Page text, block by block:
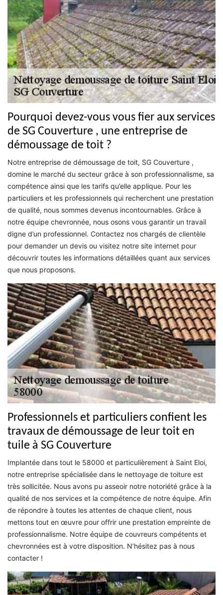
Pourquoi devez-vous vous fier aux services
de SG Couverture , une entreprise de
démoussage de toit ?
Notre entreprise de démoussage de toit, SG Couverture ,
domine le marché du secteur grâce à son professionnalisme, sa
compétence ainsi que les tarifs qu’elle applique. Pour les
particuliers et les professionnels qui recherchent une prestation
de qualité, nous sommes devenus incontournables. Grâce à
notre équipe chevronnée, nous osons vous garantir un travail
digne d’un professionnel. Contactez nos chargés de clientèle
pour demander un devis ou visitez notre site internet pour
découvrir toutes les informations détaillées quant aux services
que nous proposons.
Professionnels et particuliers confient les
travaux de démoussage de leur toit en
tuile à SG Couverture
Implantée dans tout le 58000 et particulièrement à Saint Eloi,
notre entreprise spécialisée dans le nettoyage de toiture est
très sollicitée. Nous avons pu asseoir notre notoriété grâce à la
qualité de nos services et la compétence de notre équipe. Afin
de répondre à toutes les attentes de chaque client, nous
mettons tout en œuvre pour offrir une prestation empreinte de
professionnalisme. Notre équipe de couvreurs compétents et
chevronnées est à votre disposition. N’hésitez pas à nous
contacter !